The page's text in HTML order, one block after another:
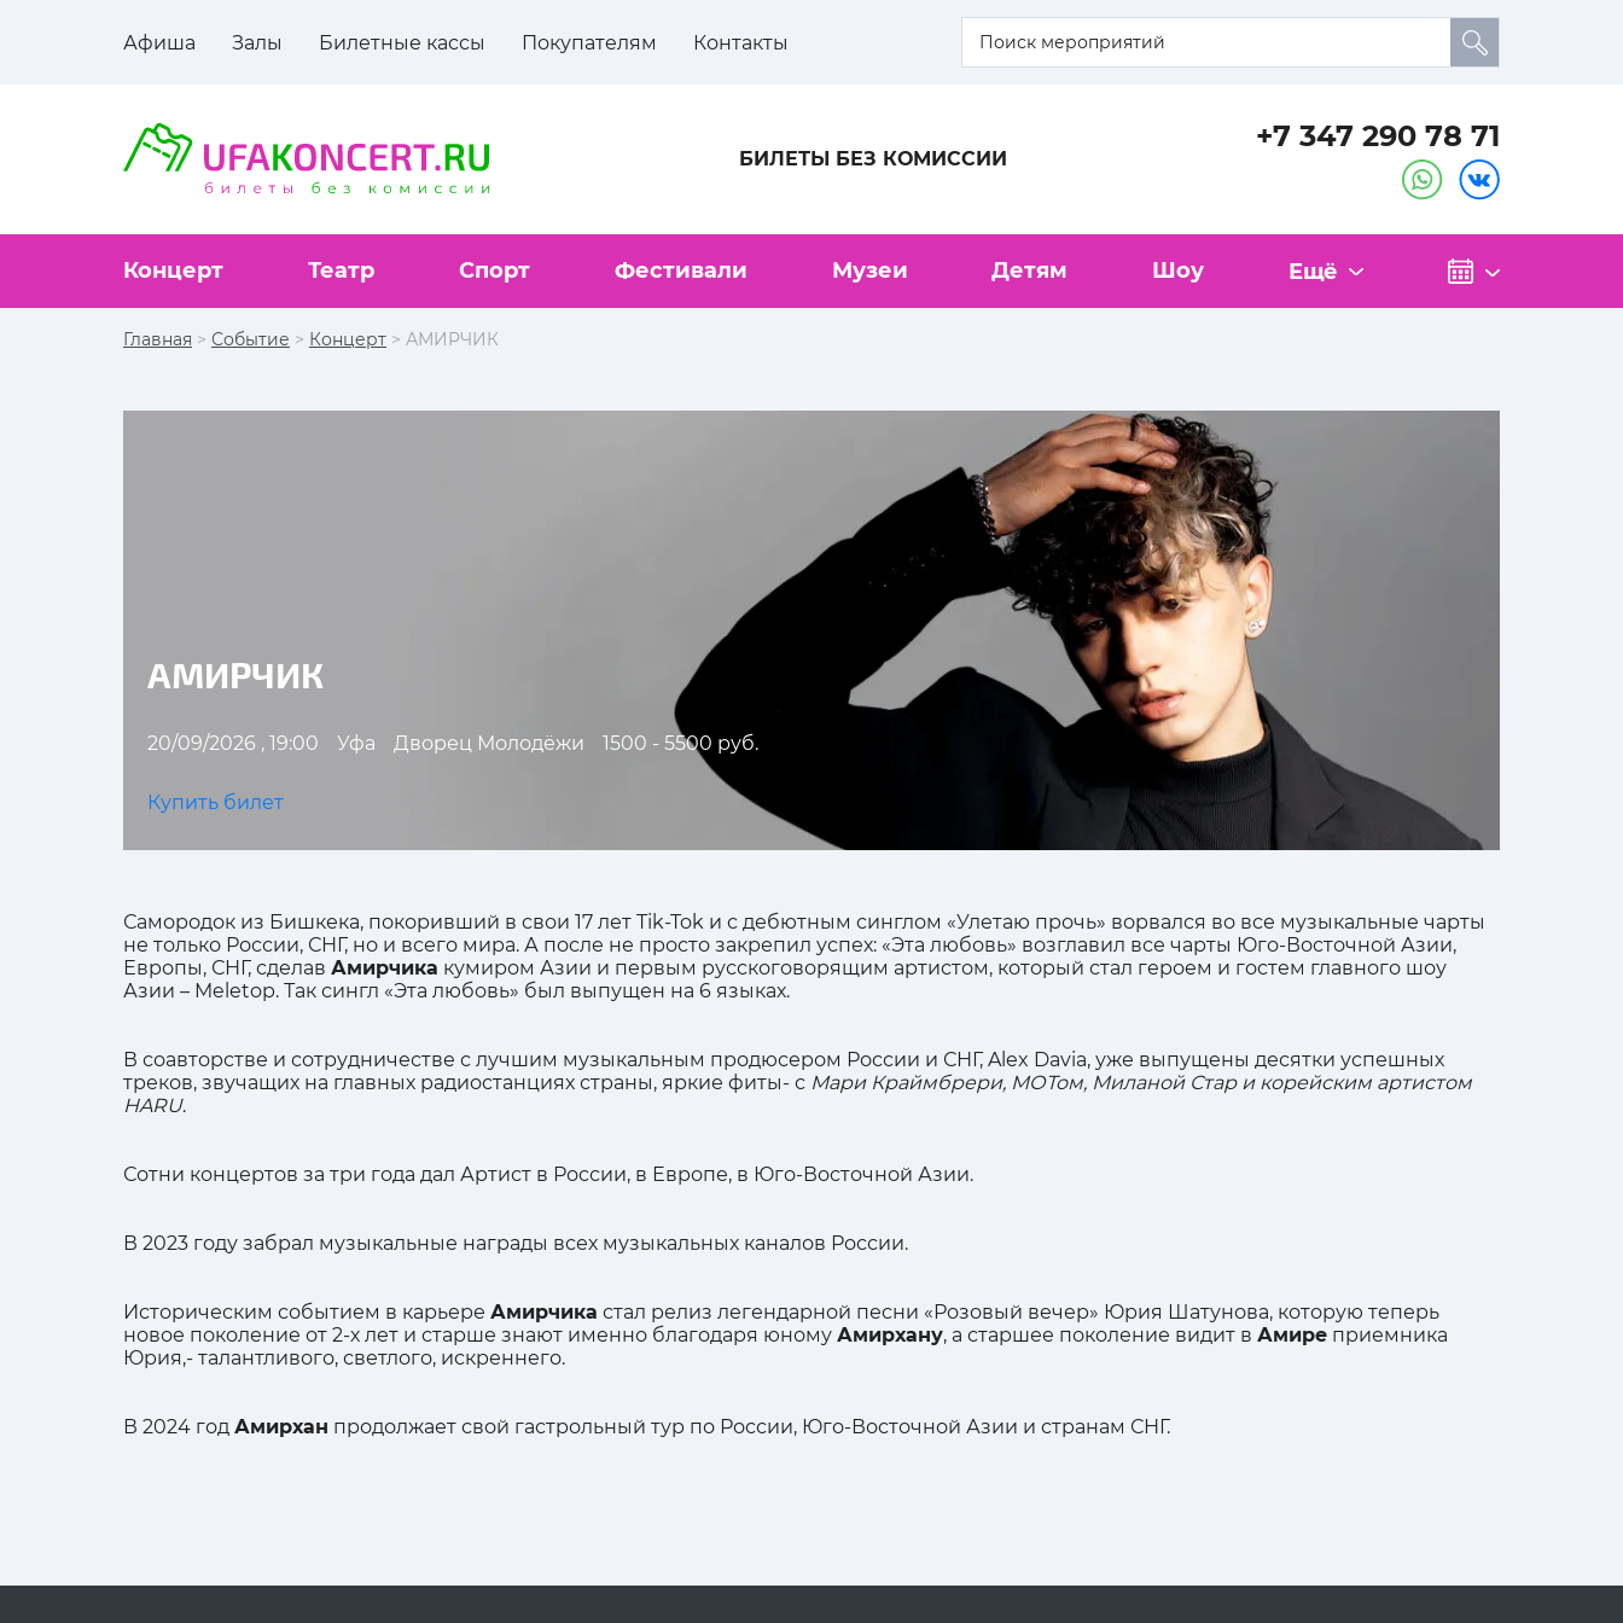
Афиша Залы Билетные кассы Покупателям Контакты
БИЛЕТЫ БЕЗ КОМИССИИ
+7 347 290 78 71
Концерт Театр Спорт Фестивали Музеи Детям Шоу Ещё
Главная > Событие > Концерт > АМИРЧИК
АМИРЧИК
20/09/2026 , 19:00 Уфа Дворец Молодёжи 1500 - 5500 руб.
Купить билет
Самородок из Бишкека, покоривший в свои 17 лет Tik-Tok и с дебютным синглом «Улетаю прочь» ворвался во все музыкальные чарты
не только России, СНГ, но и всего мира. А после не просто закрепил успех: «Эта любовь» возглавил все чарты Юго-Восточной Азии,
Европы, СНГ, сделав Амирчика кумиром Азии и первым русскоговорящим артистом, который стал героем и гостем главного шоу
Азии – Meletop. Так сингл «Эта любовь» был выпущен на 6 языках.
В соавторстве и сотрудничестве с лучшим музыкальным продюсером России и СНГ, Alex Davia, уже выпущены десятки успешных
треков, звучащих на главных радиостанциях страны, яркие фиты- с Мари Краймбрери, МОТом, Миланой Стар и корейским артистом
HARU.
Сотни концертов за три года дал Артист в России, в Европе, в Юго-Восточной Азии.
В 2023 году забрал музыкальные награды всех музыкальных каналов России.
Историческим событием в карьере Амирчика стал релиз легендарной песни «Розовый вечер» Юрия Шатунова, которую теперь
новое поколение от 2-х лет и старше знают именно благодаря юному Амирхану, а старшее поколение видит в Амире приемника
Юрия,- талантливого, светлого, искреннего.
В 2024 год Амирхан продолжает свой гастрольный тур по России, Юго-Восточной Азии и странам СНГ.